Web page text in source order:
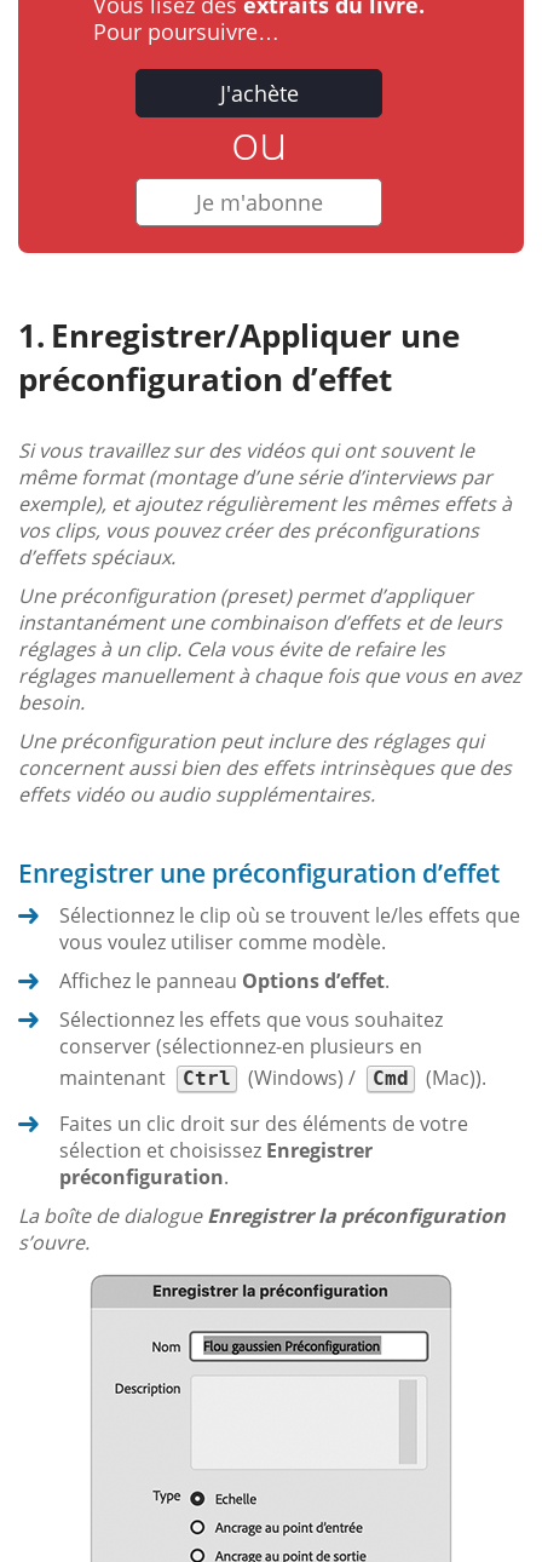
Pour poursuivre…
J'achète
ou
Je m'abonne
Enregistrer/Appliquer une
préconfiguration d’effet
Si vous travaillez sur des vidéos qui ont souvent le
même format (montage d’une série d’interviews par
exemple), et ajoutez régulièrement les mêmes effets à
vos clips, vous pouvez créer des préconfigurations
d’effets spéciaux.
Une préconfiguration (preset) permet d’appliquer
instantanément une combinaison d’effets et de leurs
réglages à un clip. Cela vous évite de refaire les
réglages manuellement à chaque fois que vous en avez
besoin.
Une préconfiguration peut inclure des réglages qui
concernent aussi bien des effets intrinsèques que des
effets vidéo ou audio supplémentaires.
Enregistrer une préconfiguration d’effet
Sélectionnez le clip où se trouvent le/les effets que
vous voulez utiliser comme modèle.
Affichez le panneau Options d’effet.
Sélectionnez les effets que vous souhaitez
conserver (sélectionnez-en plusieurs en
maintenant
Ctrl (Windows) / Cmd
(Mac)).
Faites un clic droit sur des éléments de votre
sélection et choisissez Enregistrer
préconfiguration.
La boîte de dialogueEnregistrer la préconfiguration
s’ouvre.